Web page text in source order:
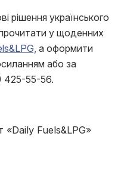
рішення українського
у щоденних
а оформити
або за
425-55-56.